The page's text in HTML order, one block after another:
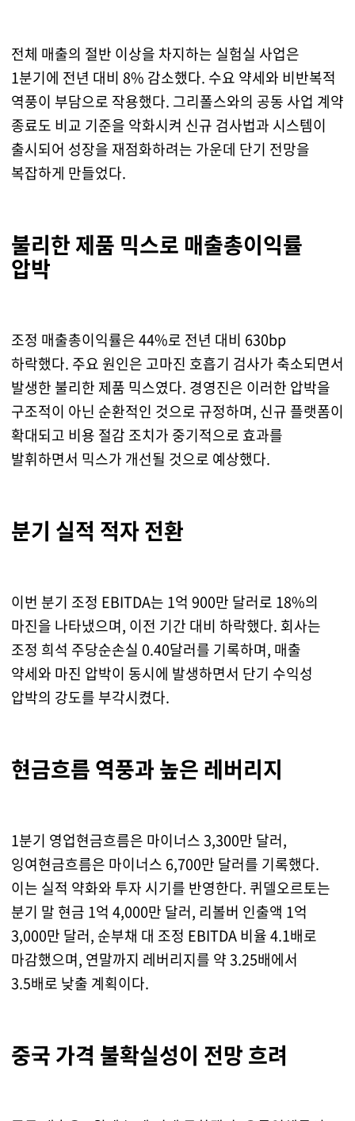
전체 매출의 절반 이상을 차지하는 실험실 사업은
1분기에 전년 대비 8% 감소했다. 수요 약세와 비반복적
역풍이 부담으로 작용했다. 그리폴스와의 공동 사업 계약
종료도 비교 기준을 악화시켜 신규 검사법과 시스템이
출시되어 성장을 재점화하려는 가운데 단기 전망을
복잡하게 만들었다.
불리한 제품 믹스로 매출총이익률
압박
조정 매출총이익률은 44%로 전년 대비 630bp
하락했다. 주요 원인은 고마진 호흡기 검사가 축소되면서
발생한 불리한 제품 믹스였다. 경영진은 이러한 압박을
구조적이 아닌 순환적인 것으로 규정하며, 신규 플랫폼이
확대되고 비용 절감 조치가 중기적으로 효과를
발휘하면서 믹스가 개선될 것으로 예상했다.
분기 실적 적자 전환
이번 분기 조정 EBITDA는 1억 900만 달러로 18%의
마진을 나타냈으며, 이전 기간 대비 하락했다. 회사는
조정 희석 주당순손실 0.40달러를 기록하며, 매출
약세와 마진 압박이 동시에 발생하면서 단기 수익성
압박의 강도를 부각시켰다.
현금흐름 역풍과 높은 레버리지
1분기 영업현금흐름은 마이너스 3,300만 달러,
잉여현금흐름은 마이너스 6,700만 달러를 기록했다.
이는 실적 약화와 투자 시기를 반영한다. 퀴델오르토는
분기 말 현금 1억 4,000만 달러, 리볼버 인출액 1억
3,000만 달러, 순부채 대 조정 EBITDA 비율 4.1배로
마감했으며, 연말까지 레버리지를 약 3.25배에서
3.5배로 낮출 계획이다.
중국 가격 불확실성이 전망 흐려